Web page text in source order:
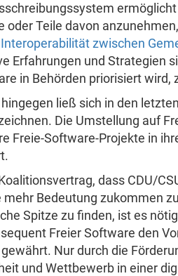
oder Teile davon
Interoperabilität zwischen
Erfahrungen und Strategien
in Behörden priorisiert wird,
ließ sich in den
Die Umstellung auf
Freie-Software-Projekte in
dass CDU/
mehr Bedeutung zukommen
Spitze zu finden, ist es
Freier Software den
Nur durch die
und Wettbewerb in einer